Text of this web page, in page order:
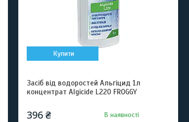
Купити
Засіб від водоростей Альгіцид 1л
концентрат Algicide L220 FROGGY
396 ₴ В наявності